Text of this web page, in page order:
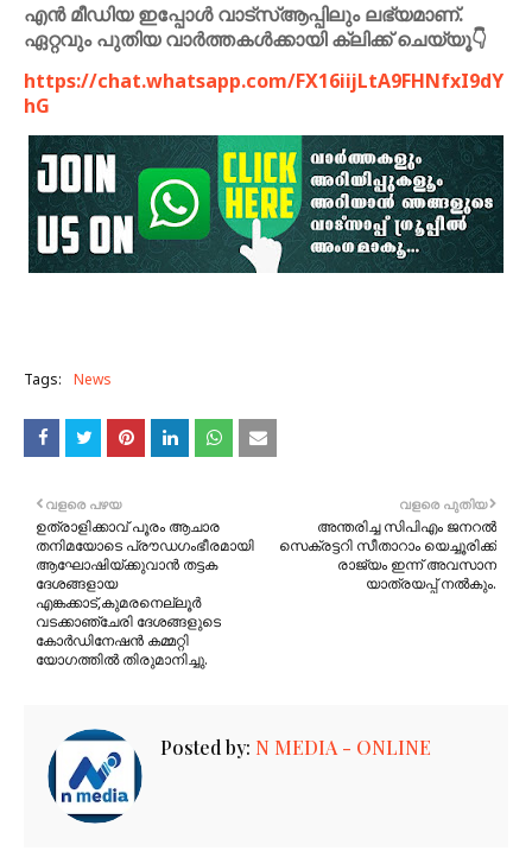
എൻ മീഡിയ ഇപ്പോൾ വാട്സ്ആപ്പിലും ലഭ്യമാണ്.
ഏറ്റവും പുതിയ വാർത്തകൾക്കായി ക്ലിക്ക് ചെയ്യൂ👇
https://chat.whatsapp.com/FX16iijLtA9FHNfxI9dY
hG
Tags: News
വളരെ പുതിയ
അന്തരിച്ച സിപിഎം ജനറൽ
സെക്രട്ടറി സീതാറാം യെച്ചൂരിക്ക്
രാജ്യം ഇന്ന് അവസാന
യാത്രയപ്പ് നൽകും.
വളരെ പഴയ
ഉത്രാളിക്കാവ് പൂരം ആചാര
തനിമയോടെ പ്രൗഡഗംഭീരമായി
ആഘോഷിയ്ക്കുവാൻ തട്ടക
ദേശങ്ങളായ
എങ്കക്കാട്,കുമരനെല്ലൂർ
വടക്കാഞ്ചേരി ദേശങ്ങളുടെ
കോർഡിനേഷൻ കമ്മറ്റി
യോഗത്തിൽ തിരുമാനിച്ചു.
Posted by: N MEDIA - ONLINE